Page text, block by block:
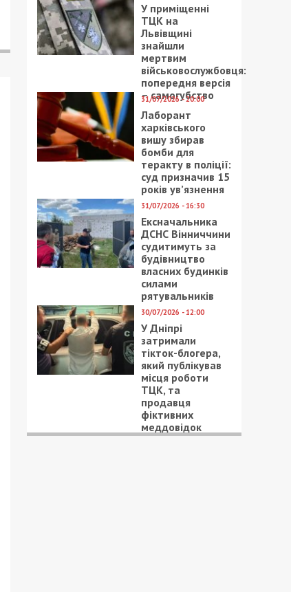
У приміщенні
ТЦК на
Львівщині
знайшли
мертвим
військовослужбовця:
попередня версія
– самогубство
31/07/2026 - 20:00
Лаборант
харківського
вишу збирав
бомби для
теракту в поліції:
суд призначив 15
років ув’язнення
31/07/2026 - 16:30
Ексначальника
ДСНС Вінниччини
судитимуть за
будівництво
власних будинків
силами
рятувальників
30/07/2026 - 12:00
У Дніпрі
затримали
тікток-блогера,
який публікував
місця роботи
ТЦК, та
продавця
фіктивних
меддовідок